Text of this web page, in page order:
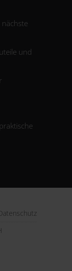
und